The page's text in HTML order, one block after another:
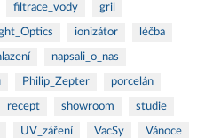
filtrace_vody gril
ionizátor léčba
napsali_o_nas
Philip_Zepter porcelán
recept showroom studie
UV_záření VacSy Vánoce